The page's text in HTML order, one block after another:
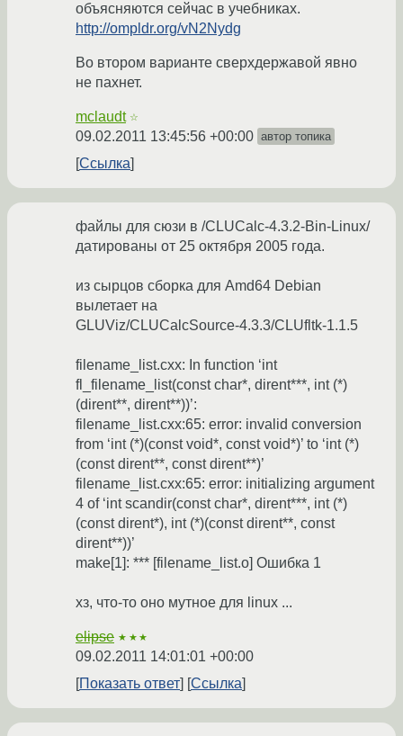
объясняются сейчас в учебниках.
http://ompldr.org/vN2Nydg
Во втором варианте сверхдержавой явно
не пахнет.
mclaudt ☆
09.02.2011 13:45:56 +00:00 автор топика
Ссылка
файлы для cюзи в /CLUCalc-4.3.2-Bin-Linux/
датированы от 25 октября 2005 года.
из сырцов сборка для Amd64 Debian
вылетает на
GLUViz/CLUCalcSource-4.3.3/CLUfltk-1.1.5
filename_list.cxx: In function ‘int
fl_filename_list(const char*, dirent***, int (*)
(dirent**, dirent**))’:
filename_list.cxx:65: error: invalid conversion
from ‘int (*)(const void*, const void*)’ to ‘int (*)
(const dirent**, const dirent**)’
filename_list.cxx:65: error: initializing argument
4 of ‘int scandir(const char*, dirent***, int (*)
(const dirent*), int (*)(const dirent**, const
dirent**))’
make[1]: *** [filename_list.o] Ошибка 1
хз, что-то оно мутное для linux ...
elipse ★★★
09.02.2011 14:01:01 +00:00
Показать ответ
Ссылка